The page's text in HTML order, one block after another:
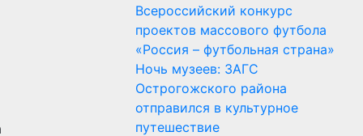
Всероссийский конкурс
проектов массового футбола
«Россия – футбольная страна»
Ночь музеев: ЗАГС
Острогожского района
отправился в культурное
путешествие